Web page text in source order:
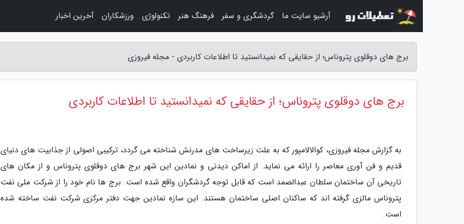
برج های دوقلوی پتروناس؛ از حقایقی که نمیدانستید تا اطلاعات کاربردی - مجله فیروزی
برج های دوقلوی پتروناس؛ از حقایقی که نمیدانستید تا اطلاعات کاربردی
به گزارش مجله فیروزی، کوالالامپور که به علت زیرساخت های مدرنش شناخته می گردد، ترکیبی اصولی از جذابیت های دنیای
قدیم و فن آوری معاصر را ارائه می نماید. از اماکن دیدنی و نمادین این شهر برج های دوقلوی پتروناس و از مکان های
تاریخی آن ساختمان سلطان عبدالصمد است که قابل توجه گردشگران واقع شده است. برج ها نام خود را از شرکت ملی نفت
پتروناس مالزی گرفته اند که ساکنان اصلی ساختمان هستند. این سازه نمادین جهت دفتر مرکزی شرکت نفت ساخته شده
است.
آرشیو سایت ما گردشگری و سفر فرهنگ هنر تکنولوژی ورزشکاران آخرین اخبار